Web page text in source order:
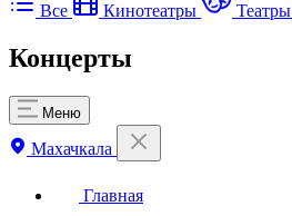
Все Кинотеатры Театры
Концерты
Меню
Махачкала
Главная